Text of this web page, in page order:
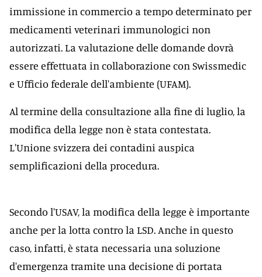
immissione in commercio a tempo determinato per
medicamenti veterinari immunologici non
autorizzati. La valutazione delle domande dovrà
essere effettuata in collaborazione con Swissmedic
e Ufficio federale dell'ambiente (UFAM).
Al termine della consultazione alla fine di luglio, la
modifica della legge non è stata contestata.
L'Unione svizzera dei contadini auspica
semplificazioni della procedura.
Secondo l'USAV, la modifica della legge è importante
anche per la lotta contro la LSD. Anche in questo
caso, infatti, è stata necessaria una soluzione
d'emergenza tramite una decisione di portata